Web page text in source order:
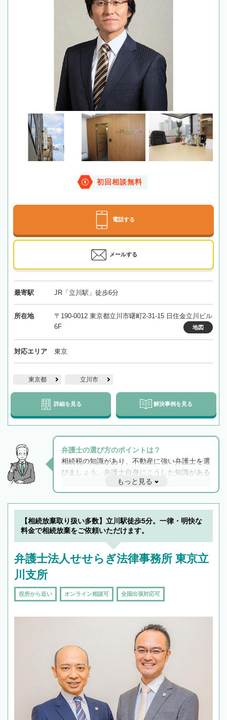
初回相談無料
電話する
メールする
最寄駅 JR「立川駅」徒歩6分
所在地
〒190-0012 東京都立川市曙町2-31-15 日住金立川ビル
6F
地図
対応エリア 東京
東京都 立川市
詳細を見る 解決事例を見る
弁護士の選び方のポイントは？
相続税の知識があり、不動産に強い弁護士を選
びましょう。弁護士自身にこうした知識がある
と他士業との連携もスムーズに進み、トラブル
解決のみならず相続をトータルで任せることが
できます。また、相続は感情がからむ分野なの
でフィーリングも重要です。実際に電話や面談
で複数の弁護士と会話をしてウマが合う方に依
もっと見る
【相続放棄取り扱い多数】立川駅徒歩5分。一律・明快な
料金で相続放棄をご依頼いただけます。
弁護士法人せせらぎ法律事務所 東京立
川支所
役所から近い オンライン相談可 全国出張対応可